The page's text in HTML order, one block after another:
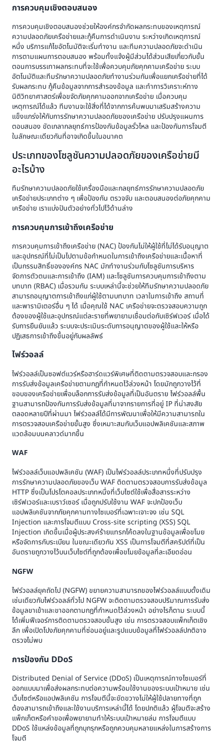
การควบคุมเชิงตอบสนอง
การควบคุมเชิงตอบสนองช่วยให้องค์กรจำกัดผลกระทบของเหตุการณ์
ความปลอดภัยเครือข่ายและกู้คืนการดำเนินงาน ระหว่างเกิดเหตุการณ์
หนึ่ง บริการแก้ไขอัตโนมัติจะเริ่มทำงาน และทีมความปลอดภัยจะดำเนิน
การตามแผนการตอบสนอง พร้อมทั้งแจ้งผู้มีส่วนได้ส่วนเสียเกี่ยวกับขั้น
ตอนการบรรเทาผลกระทบที่จะใช้เพื่อควบคุมภัยคุกคามเครือข่าย ระบบ
อัตโนมัติและทีมรักษาความปลอดภัยทำงานร่วมกันเพื่อแยกเครือข่ายที่ได้
รับผลกระทบ กู้คืนข้อมูลจากการสำรองข้อมูล และทำการวิเคราะห์ทาง
นิติวิทยาศาสตร์เพื่อขจัดภัยคุกคามออกจากเครือข่าย เมื่อควบคุม
เหตุการณ์ได้แล้ว ทีมงานจะใช้สิ่งที่ได้จากการค้นพบมาเสริมสร้างความ
แข็งแกร่งให้กับการรักษาความปลอดภัยของเครือข่าย ปรับปรุงแผนการ
ตอบสนอง ขัดเกลากลยุทธ์การป้องกันข้อมูลรั่วไหล และป้องกันการโจมตี
ในลักษณะเดียวกันที่อาจเกิดขึ้นในอนาคต
ประเภทของโซลูชันความปลอดภัยของเครือข่ายมี
อะไรบ้าง
ทีมรักษาความปลอดภัยใช้เครื่องมือและกลยุทธ์การรักษาความปลอดภัย
เครือข่ายประเภทต่าง ๆ เพื่อป้องกัน ตรวจจับ และตอบสนองต่อภัยคุกคาม
เครือข่าย เราแบ่งปันตัวอย่างทั่วไปไว้ด้านล่าง
การควบคุมการเข้าถึงเครือข่าย
การควบคุมการเข้าถึงเครือข่าย (NAC) ป้องกันไม่ให้ผู้ใช้ที่ไม่ได้รับอนุญาต
และอุปกรณ์ที่ไม่เป็นไปตามข้อกำหนดในการเข้าถึงเครือข่ายและเนื้อหาที่
เป็นกรรมสิทธิ์ขององค์กร NAC มักทำงานร่วมกับโซลูชันการบริหาร
จัดการตัวตนและการเข้าถึง (IAM) และโซลูชันการควบคุมการเข้าถึงตาม
บทบาท (RBAC) เมื่อรวมกัน ระบบเหล่านี้จะช่วยให้ทีมรักษาความปลอดภัย
สามารถอนุญาตการเข้าถึงแก่ผู้ใช้ตามบทบาท เวลาในการเข้าถึง สถานที่
และพารามิเตอร์อื่น ๆ ได้ เมื่อคุณใช้ NAC เครือข่ายจะตรวจสอบความถูก
ต้องของผู้ใช้และอุปกรณ์แต่ละรายที่พยายามเชื่อมต่อกับเซิร์ฟเวอร์ เมื่อได้
รับการยืนยันแล้ว ระบบจะประเมินระดับการอนุญาตของผู้ใช้และให้หรือ
ปฏิเสธการเข้าถึงขึ้นอยู่กับผลลัพธ์
ไฟร์วอลล์
ไฟร์วอลล์เป็นซอฟต์แวร์หรือฮาร์ดแวร์พิเศษที่ติดตามตรวจสอบและกรอง
การรับส่งข้อมูลเครือข่ายตามกฎที่กำหนดไว้ล่วงหน้า โดยมักถูกวางไว้ที่
ขอบของเครือข่ายเพื่อบล็อกการรับส่งข้อมูลที่เป็นอันตราย ไฟร์วอลล์พื้น
ฐานสามารถป้องกันการรับส่งข้อมูลที่มาจากรายการที่อยู่ IP ที่น่าสงสัย
ตลอดหลายปีที่ผ่านมา ไฟร์วอลล์ได้มีการพัฒนาเพื่อให้มีความสามารถใน
การตรวจสอบเครือข่ายขั้นสูง ซึ่งเหมาะสมกับเว็บแอปพลิเคชันและสภาพ
แวดล้อมบนคลาวด์มากขึ้น
WAF
ไฟร์วอลล์เว็บแอปพลิเคชัน (WAF) เป็นไฟร์วอลล์ประเภทหนึ่งที่ปรับปรุง
การรักษาความปลอดภัยของเว็บ WAF ติดตามตรวจสอบการรับส่งข้อมูล
HTTP ซึ่งเป็นโปรโตคอลประเภทหนึ่งที่เว็บไซต์ใช้เพื่อสื่อสารระหว่าง
เซิร์ฟเวอร์และเบราว์เซอร์ เมื่อถูกปรับใช้งาน WAF จะปกป้องเว็บ
แอปพลิเคชันจากภัยคุกคามทางไซเบอร์ที่เฉพาะเจาะจง เช่น SQL
Injection และการโจมตีแบบ Cross-site scripting (XSS) SQL
Injection เกิดขึ้นเมื่อผู้ประสงค์ร้ายแทรกโค้ดลงในฐานข้อมูลเพื่อขโมย
หรือจัดการกับระเบียน ในขณะเดียวกัน XSS เป็นการโจมตีที่สคริปต์ที่เป็น
อันตรายถูกวางไว้บนเว็บไซต์ที่ถูกต้องเพื่อขโมยข้อมูลที่ละเอียดอ่อน
NGFW
ไฟร์วอลล์ยุคถัดไป (NGFW) ขยายความสามารถของไฟร์วอลล์แบบดั้งเดิม
เช่นเดียวกับไฟร์วอลล์ทั่วไป NGFW จะติดตามตรวจสอบปริมาณการรับส่ง
ข้อมูลขาเข้าและขาออกตามกฎที่กำหนดไว้ล่วงหน้า อย่างไรก็ตาม ระบบนี้
ได้เพิ่มฟีเจอร์การติดตามตรวจสอบขั้นสูง เช่น การตรวจสอบแพ็กเก็ตเชิง
ลึก เพื่อเปิดโปงภัยคุกคามที่ซ่อนอยู่และรูปแบบข้อมูลที่ไฟร์วอลล์ปกติอาจ
ตรวจไม่พบ
การป้องกัน DDoS
Distributed Denial of Service (DDoS) เป็นเหตุการณ์ทางไซเบอร์ที่
ออกแบบมาเพื่อส่งผลกระทบต่อความพร้อมใช้งานของระบบเป้าหมาย เช่น
เว็บไซต์หรือแอปพลิเคชัน การโจมตีนี้จะขัดขวางไม่ให้ผู้ใช้ปลายทางที่ถูก
ต้องสามารถเข้าถึงและใช้งานบริการเหล่านี้ได้ โดยปกติแล้ว ผู้โจมตีจะสร้าง
แพ็กเก็ตหรือคำขอเพื่อพยายามทำให้ระบบเป้าหมายล่ม การโจมตีแบบ
DDoS ใช้แหล่งข้อมูลที่ถูกบุกรุกหรือถูกควบคุมหลายแหล่งในการสร้างการ
โจมตี